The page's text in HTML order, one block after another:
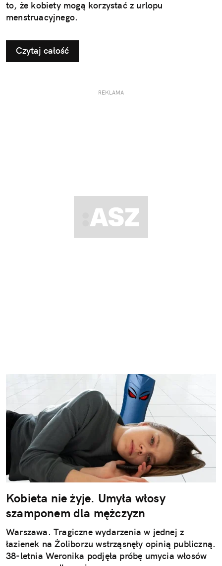
to, że kobiety mogą korzystać z urlopu
menstruacyjnego.
Czytaj całość
REKLAMA
Kobieta nie żyje. Umyła włosy
szamponem dla mężczyzn
Warszawa. Tragiczne wydarzenia w jednej z
łazienek na Żoliborzu wstrząsnęły opinią publiczną.
38-letnia Weronika podjęła próbę umycia włosów